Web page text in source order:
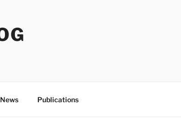
Publications